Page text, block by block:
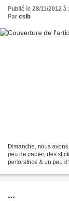
Publié le 28/11/2012 à
Par cslb
Dimanche, nous
peu de papier, des
perforatrice & un peu
...